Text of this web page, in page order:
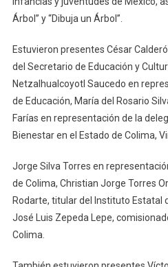
Árbol” y “Dibuja un Árbol”.
Estuvieron presentes César
del Secretario de Educación y
Netzalhualcoyotl Saucedo en
de Educación, María del Rosario
Farías en representación de la
Bienestar en el Estado de Colima,
Jorge Silva Torres en
de Colima, Christian Jorge Torres
Rodarte, titular del Instituto Estatal
José Luis Zepeda Lepe,
Colima.